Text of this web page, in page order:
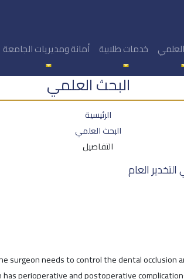
خدمات طلابية أمانة ومديريات الجامعة
البحث العلمي
الرئيسية
البحث العلمي
التفاصيل
العام
surgeon needs to control the dental occlusion
perioperative and postoperative